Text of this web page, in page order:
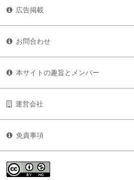
広告掲載
お問合わせ
本サイトの趣旨とメンバー
運営会社
免責事項